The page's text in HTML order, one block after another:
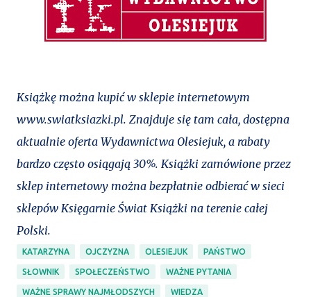
Książkę można kupić w sklepie internetowym
www.swiatksiazki.pl. Znajduje się tam cała, dostępna
aktualnie oferta Wydawnictwa Olesiejuk, a rabaty
bardzo często osiągają 30%. Książki zamówione przez
sklep internetowy można bezpłatnie odbierać w sieci
sklepów Księgarnie Świat Książki na terenie całej
Polski.
KATARZYNA OJCZYZNA OLESIEJUK PAŃSTWO
SŁOWNIK SPOŁECZEŃSTWO WAŻNE PYTANIA
WAŻNE SPRAWY NAJMŁODSZYCH WIEDZA